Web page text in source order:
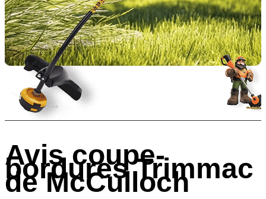
Avis coupe-
bordures Trimmac
de McCulloch